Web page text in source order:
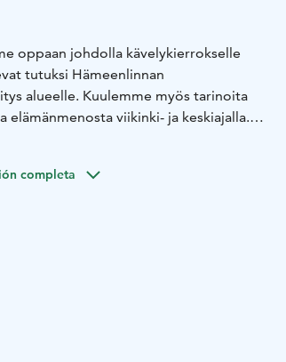
oppaan johdolla kävelykierrokselle
tutuksi Hämeenlinnan
alueelle. Kuulemme myös tarinoita
elämänmenosta viikinki- ja keskiajalla.
Matkan varrella pysähdymme
completa